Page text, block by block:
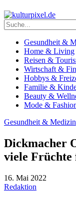
Gesundheit &
Home & Living
Reisen &
Wirtschaft &
Hobbys &
Familie &
Beauty &
Mode &
Gesundheit & Medizin
Dickmacher
viele Früchte
16. Mai 2022
Redaktion